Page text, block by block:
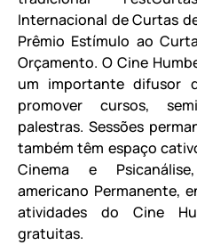
Internacional de Curtas
Prêmio Estímulo ao
Orçamento. O Cine
um importante difusor
promover cursos,
palestras. Sessões
também têm espaço
Cinema e
americano Permanente,
atividades do Cine
gratuitas.